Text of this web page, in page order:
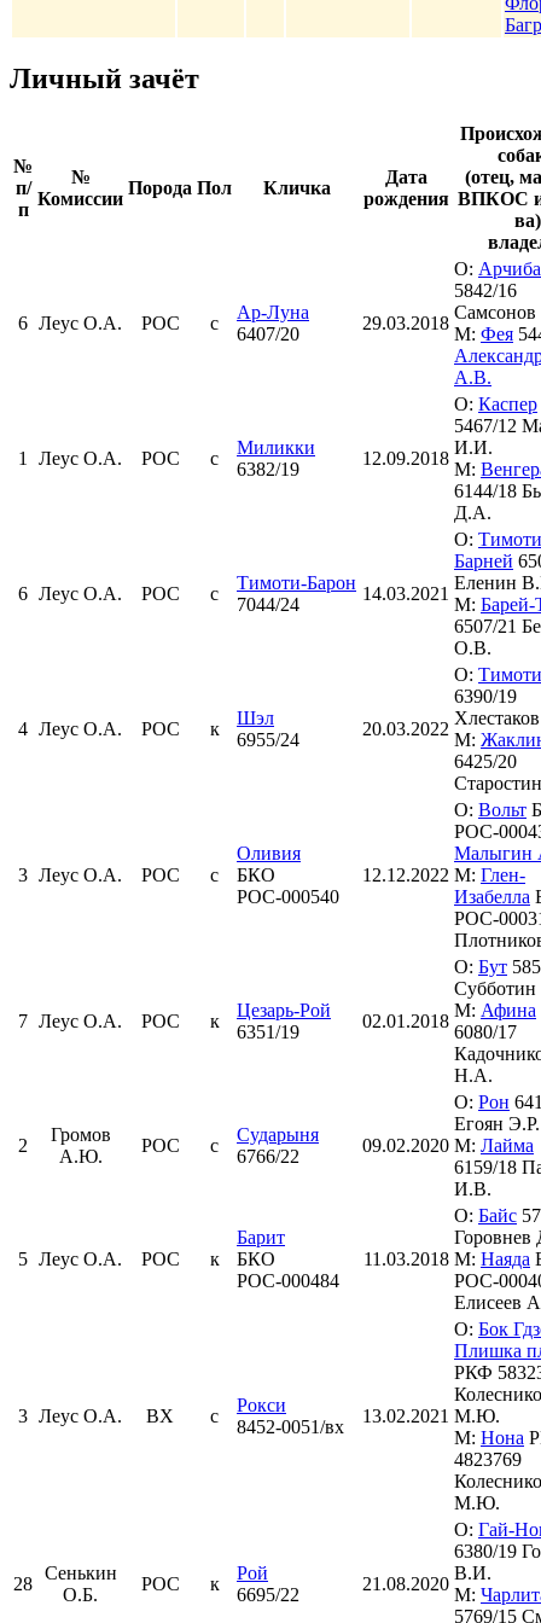
Личный зачёт
№
п/
п
№
Комиссии
Порода Пол Кличка
Дата
рождения
(отец,
ВПКОС
ва)
6 Леус О.А. РОС с
Ар-Луна
6407/20
29.03.2018
О:
5842/16
М: Фея
А.В.
1 Леус О.А. РОС с
Миликки
6382/19
12.09.2018
О: Каспер
5467/12
И.И.
М:
6144/18
Д.А.
6 Леус О.А. РОС с
Тимоти-Барон
7044/24
14.03.2021
О:
Барней
Еленин
М: Барей-
6507/21
О.В.
4 Леус О.А. РОС к
Шэл
6955/24
20.03.2022
О:
6390/19
М:
6425/20
3 Леус О.А. РОС с
Оливия
БКО
РОС-000540
12.12.2022
О: Вольт
РОС-
Малыгин
М: Глен-
Изабелла
РОС-
7 Леус О.А. РОС к
Цезарь-Рой
6351/19
02.01.2018
О: Бут
М: Афина
6080/17
Н.А.
2
Громов
А.Ю.
РОС с
Сударыня
6766/22
09.02.2020
О: Рон
Егоян Э.Р.
М: Лайма
6159/18
И.В.
5 Леус О.А. РОС к
Барит
БКО
РОС-000484
11.03.2018
О: Байс
М: Наяда
РОС-
Елисеев
3 Леус О.А. ВХ с
Рокси
8452-0051/вх
13.02.2021
О: Бок
Плишка
РКФ
М.Ю.
М: Нона
4823769
М.Ю.
28
Сенькин
О.Б.
РОС к
Рой
6695/22
21.08.2020
О: Гай-
6380/19
В.И.
М:
5769/15